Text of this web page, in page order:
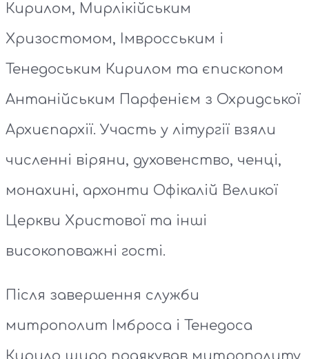
Кирилом, Мирлікійським
Хризостомом, Імвросським і
Тенедоським Кирилом та єпископом
Антанійським Парфенієм з Охридської
Архиєпархії. Участь у літургії взяли
численні віряни, духовенство, ченці,
монахині, архонти Офікалій Великої
Церкви Христової та інші
високоповажні гості.
Після завершення служби
митрополит Імброса і Тенедоса